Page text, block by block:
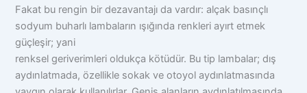
Fakat bu rengin bir dezavantajı da vardır: alçak basınçlı
sodyum buharlı lambaların ışığında renkleri ayırt etmek
güçleşir; yani
renksel geriverimleri oldukça kötüdür. Bu tip lambalar; dış
aydınlatmada, özellikle sokak ve otoyol aydınlatmasında